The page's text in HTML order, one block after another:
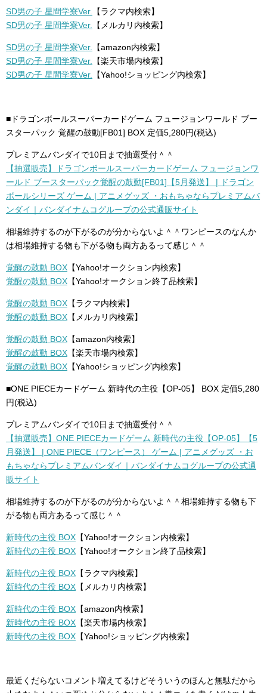
SD男の子 星間学寮Ver.
【ラクマ内検索】
SD男の子 星間学寮Ver.
【メルカリ内検索】
SD男の子 星間学寮Ver.
【amazon内検索】
SD男の子 星間学寮Ver.
【楽天市場内検索】
SD男の子 星間学寮Ver.
【Yahoo!ショッピング内検索】
■ドラゴンボールスーパーカードゲーム フュージョンワールド ブー
スターパック 覚醒の鼓動[FB01] BOX 定価5,280円(税込)
プレミアムバンダイで10日まで抽選受付＾＾
【抽選販売】ドラゴンボールスーパーカードゲーム フュージョンワ
ールド ブースターパック覚醒の鼓動[FB01]【5月発送】 | ドラゴン
ボールシリーズ ゲーム | アニメグッズ ・おもちゃならプレミアムバ
ンダイ｜バンダイナムコグループの公式通販サイト
相場維持するのが下がるのが分からないよ＾＾ワンピースのなんか
は相場維持する物も下がる物も両方あるって感じ＾＾
覚醒の鼓動 BOX 【Yahoo!オークション内検索】
覚醒の鼓動 BOX 【Yahoo!オークション終了品検索】
覚醒の鼓動 BOX 【ラクマ内検索】
覚醒の鼓動 BOX 【メルカリ内検索】
覚醒の鼓動 BOX 【amazon内検索】
覚醒の鼓動 BOX 【楽天市場内検索】
覚醒の鼓動 BOX 【Yahoo!ショッピング内検索】
■ONE PIECEカードゲーム 新時代の主役【OP-05】 BOX 定価5,280
円(税込)
プレミアムバンダイで10日まで抽選受付＾＾
【抽選販売】ONE PIECEカードゲーム 新時代の主役【OP-05】【5
月発送】 | ONE PIECE（ワンピース） ゲーム | アニメグッズ ・お
もちゃならプレミアムバンダイ｜バンダイナムコグループの公式通
販サイト
相場維持するのが下がるのが分からないよ＾＾相場維持する物も下
がる物も両方あるって感じ＾＾
新時代の主役 BOX 【Yahoo!オークション内検索】
新時代の主役 BOX 【Yahoo!オークション終了品検索】
新時代の主役 BOX 【ラクマ内検索】
新時代の主役 BOX 【メルカリ内検索】
新時代の主役 BOX 【amazon内検索】
新時代の主役 BOX 【楽天市場内検索】
新時代の主役 BOX 【Yahoo!ショッピング内検索】
最近くだらないコメント増えてるけどそういうのほんと無駄だから